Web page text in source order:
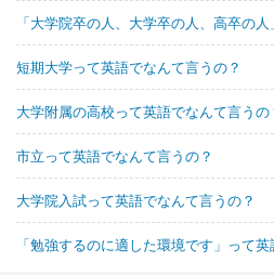
「大学院卒の人、大学卒の人、高卒の
短期大学って英語でなんて言うの？
大学附属の高校って英語でなんて言うの
市立って英語でなんて言うの？
大学院入試って英語でなんて言うの？
「勉強するのに適した環境です」って